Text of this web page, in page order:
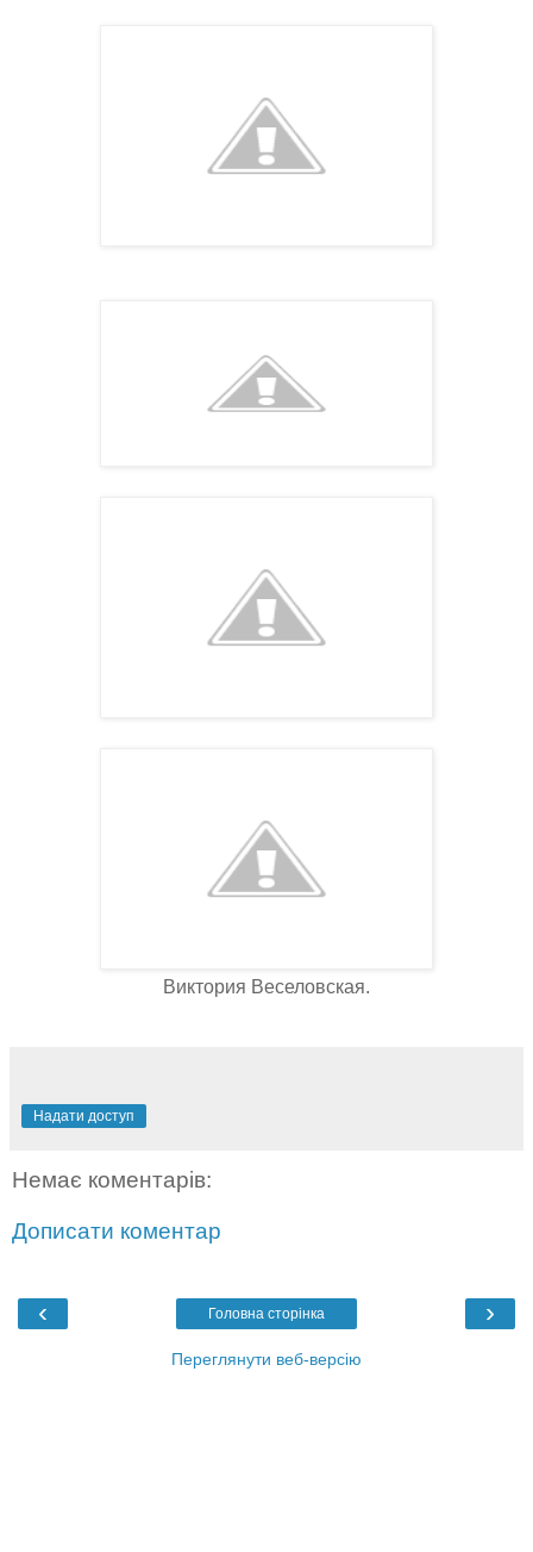
Виктория Веселовская.
Надати доступ
Немає коментарів:
Дописати коментар
‹ ›
Головна сторінка
Переглянути веб-версію